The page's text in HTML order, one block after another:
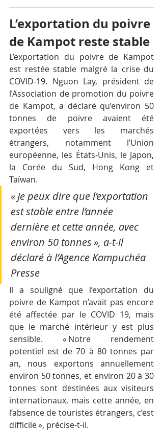
L’exportation du poivre
de Kampot reste stable
L’exportation du poivre de Kampot
est restée stable malgré la crise du
COVID-19. Nguon Lay, président de
l’Association de promotion du poivre
de Kampot, a déclaré qu’environ 50
tonnes de poivre avaient été
exportées vers les marchés
étrangers, notamment l’Union
européenne, les États-Unis, le Japon,
la Corée du Sud, Hong Kong et
Taïwan.
« Je peux dire que l’exportation
est stable entre l’année
dernière et cette année, avec
environ 50 tonnes », a-t-il
déclaré à l’Agence Kampuchéa
Presse
Il a souligné que l’exportation du
poivre de Kampot n’avait pas encore
été affectée par le COVID 19, mais
que le marché intérieur y est plus
sensible. « Notre rendement
potentiel est de 70 à 80 tonnes par
an, nous exportons annuellement
environ 50 tonnes, et environ 20 à 30
tonnes sont destinées aux visiteurs
internationaux, mais cette année, en
l’absence de touristes étrangers, c’est
difficile », précise-t-il.